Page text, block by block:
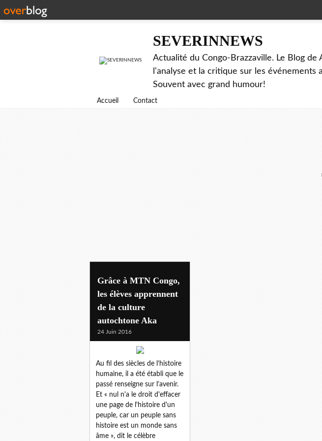
SEVERINNEWS
Actualité du Congo-Brazzaville. Le Blog de
l'analyse et la critique sur les événements
Souvent avec grand humour!
Accueil Contact
y'ello mtn
Grâce à MTN Congo,
les élèves apprennent
de la culture
autochtone Aka
24 Juin 2016
Au fil des siècles de l’histoire
humaine, il a été établi que le
passé renseigne sur l’avenir.
Et « nul n'a le droit d'effacer
une page de l'histoire d'un
peuple, car un peuple sans
histoire est un monde sans
âme », dit le célèbre